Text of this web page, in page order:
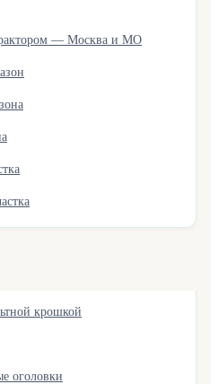
— Москва и МО
крошкой
оголовки